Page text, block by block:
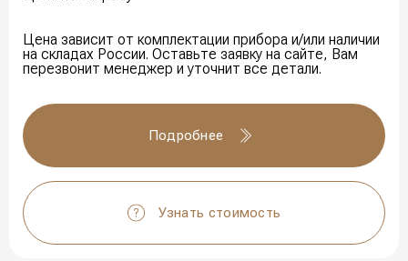
Цена зависит от комплектации прибора и/или наличии
на складах России. Оставьте заявку на сайте, Вам
перезвонит менеджер и уточнит все детали.
Подробнее
Узнать стоимость